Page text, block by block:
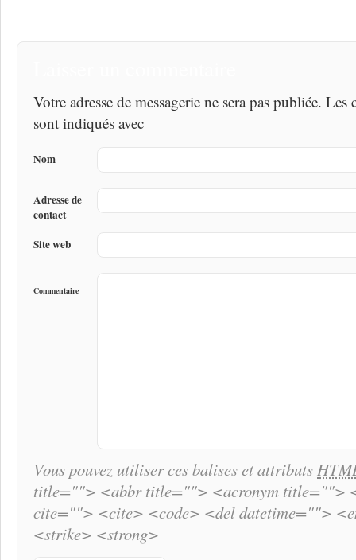
Votre adresse de messagerie ne sera pas publiée.
sont indiqués avec
Nom
Adresse de
contact
Site web
Commentaire
Vous pouvez utiliser ces balises et attributs
title=""> <abbr title=""> <acronym title="">
cite=""> <cite> <code> <del datetime="">
<strike> <strong>